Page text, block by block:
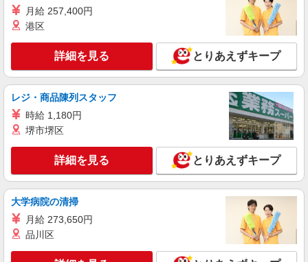
月給 257,400円
港区
詳細を見る とりあえずキープ
レジ・商品陳列スタッフ
時給 1,180円
堺市堺区
詳細を見る とりあえずキープ
大学病院の清掃
月給 273,650円
品川区